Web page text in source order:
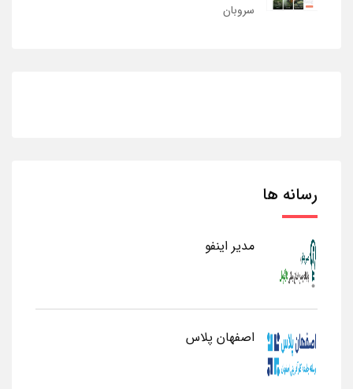
سروبان
رسانه ها
مدیر اینفو
اصفهان پلاس